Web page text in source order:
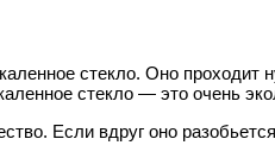
стекло. Оно
стекло — это очень
Если вдруг оно